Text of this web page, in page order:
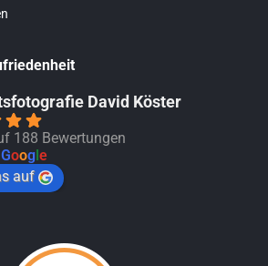
David Köster
188 Bewertungen
Google
auf